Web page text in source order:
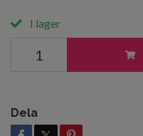
I lager
Dela